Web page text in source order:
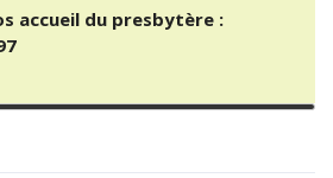
accueil du presbytère :